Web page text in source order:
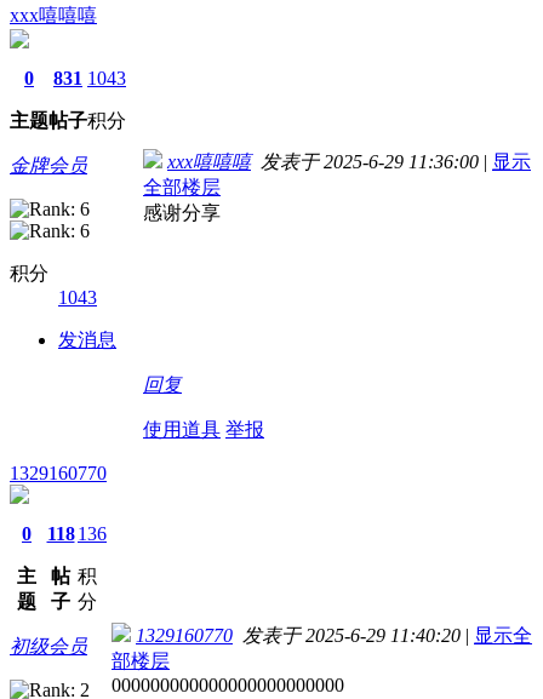
xxx嘻嘻嘻
0
主题
831
帖子
1043
积分
金牌会员
积分
1043
发消息
xxx嘻嘻嘻发表于 2025-6-29 11:36:00 | 显示
全部楼层
感谢分享
回复
使用道具 举报
1329160770
0
主
题
118
帖
子
136
积
分
初级会员
1329160770 发表于 2025-6-29 11:40:20 | 显示全
部楼层
000000000000000000000000